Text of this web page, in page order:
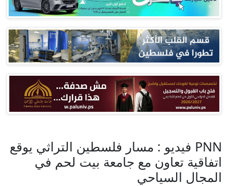
PNN فيديو : مسار فلسطين التراثي يوقع
اتفاقية تعاون مع جامعة بيت لحم في
المجال السياحي